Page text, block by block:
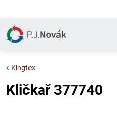
Kingtex
Kličkař 377740